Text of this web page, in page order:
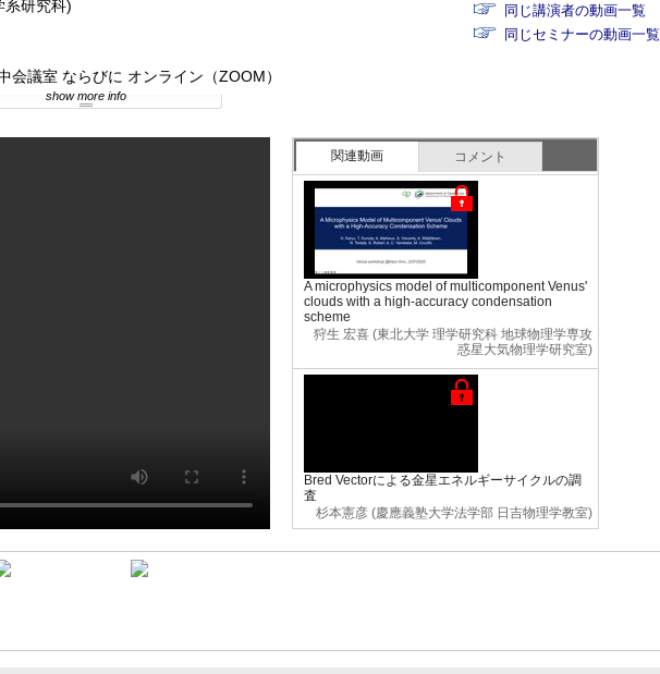
系研究科)
同じ講演者の動画一覧
同じセミナーの動画一覧
議室 ならびに オンライン（ZOOM）
show more info
関連動画 コメント
A microphysics model of multicomponent Venus'
clouds with a high-accuracy condensation
scheme
狩生 宏喜 (東北大学 理学研究科 地球物理学専攻
惑星大気物理学研究室)
Bred Vectorによる金星エネルギーサイクルの調
査
杉本憲彦 (慶應義塾大学法学部 日吉物理学教室)